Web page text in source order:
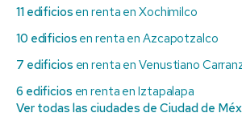
11 edificios en renta en Xochimilco
10 edificios en renta en Azcapotzalco
7 edificios en renta en Venustiano
6 edificios en renta en Iztapalapa
Ver todas las ciudades de Ciudad de